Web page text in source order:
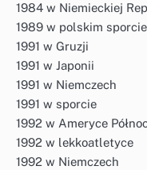
1984 w Niemieckiej
1989 w polskim sporcie
1991 w Gruzji
1991 w Japonii
1991 w Niemczech
1991 w sporcie
1992 w Ameryce
1992 w lekkoatletyce
1992 w Niemczech